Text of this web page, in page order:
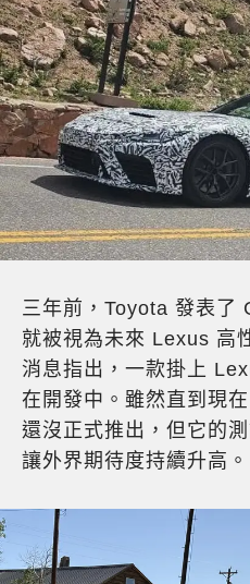
三年前，Toyota 發表了
就被視為未來 Lexus 高
消息指出，一款掛上
在開發中。雖然直到現
還沒正式推出，但它的
讓外界期待度持續升高。